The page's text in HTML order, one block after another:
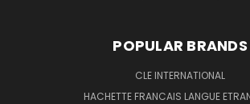
POPULAR BRANDS
CLE INTERNATIONAL
HACHETTE FRANCAIS LANGUE